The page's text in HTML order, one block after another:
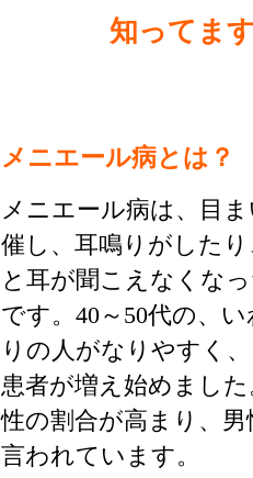
知ってま
メニエール病とは？
メニエール病は、目
催し、耳鳴りがした
と耳が聞こえなくな
です。40～50代の、
りの人がなりやすく
患者が増え始めまし
性の割合が高まり、男
言われています。